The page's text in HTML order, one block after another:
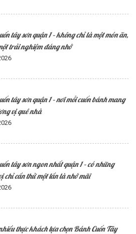
tây sơn quận 1 – không chỉ là một món ăn,
trải nghiệm đáng nhớ
tây sơn quận 1 – nơi mỗi cuốn bánh mang
vị quê nhà
tây sơn ngon nhất quận 1 – có những
chỉ cần thử một lần là nhớ mãi
thực khách lựa chọn Bánh Cuốn Tây